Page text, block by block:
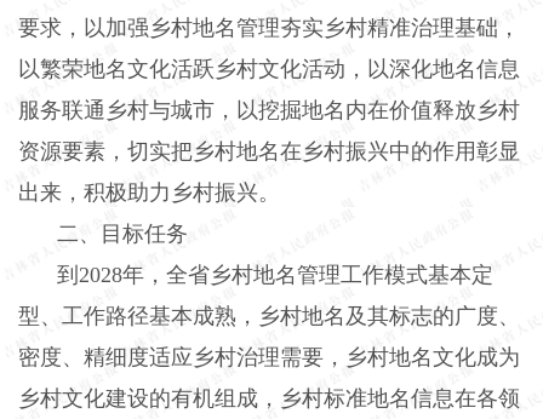
要求，以加强乡村地名管理夯实乡村精准治理基础，
以繁荣地名文化活跃乡村文化活动，以深化地名信息
服务联通乡村与城市，以挖掘地名内在价值释放乡村
资源要素，切实把乡村地名在乡村振兴中的作用彰显
出来，积极助力乡村振兴。
二、目标任务
到 2028年，全省乡村地名管理工作模式基本定
型、工作路径基本成熟，乡村地名及其标志的广度、
密度、精细度适应乡村治理需要，乡村地名文化成为
乡村文化建设的有机组成，乡村标准地名信息在各领